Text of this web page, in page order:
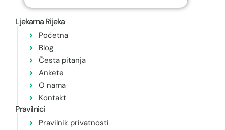
Ljekarna Rijeka
Početna
Blog
Česta pitanja
Ankete
O nama
Kontakt
Pravilnici
Pravilnik privatnosti